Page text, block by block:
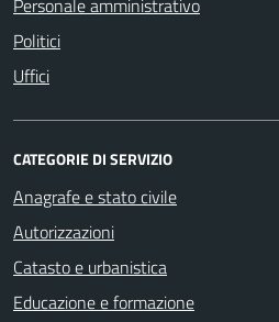
Politici
Uffici
CATEGORIE DI SERVIZIO
Anagrafe e stato civile
Autorizzazioni
Catasto e urbanistica
Educazione e formazione